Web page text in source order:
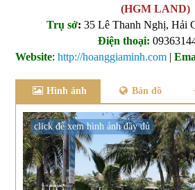
(HGM LAND)
Trụ sở: 35 Lê Thanh Nghị, Hải
Điện thoại:
Website: http://hoanggiaminh.com |
Hình ảnh Bản đồ
click để xem hình ảnh đầy đủ